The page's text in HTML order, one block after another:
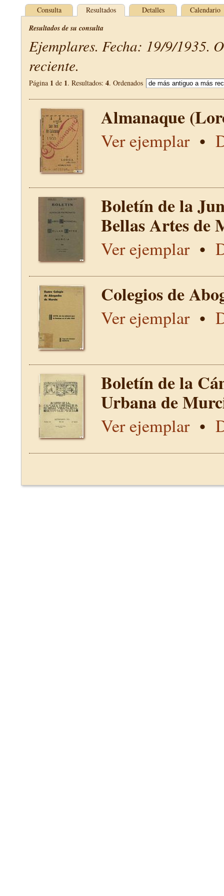
Consulta Resultados Detalles Calendario
Resultados de su consulta
Ejemplares. Fecha: 19/9/1935.
reciente.
Página 1 de 1. Resultados: 4. Ordenados
Almanaque
Ver ejemplar•
Boletín de la
Bellas Artes
Ver ejemplar•
Colegios de
Ver ejemplar•
Boletín de la
Urbana de
Ver ejemplar•